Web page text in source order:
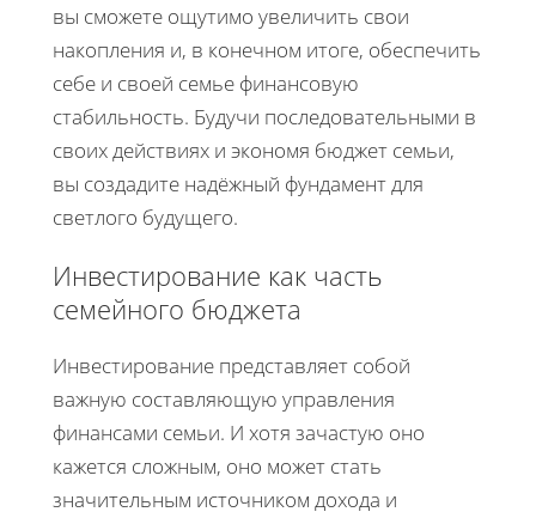
вы сможете ощутимо увеличить свои
накопления и, в конечном итоге, обеспечить
себе и своей семье финансовую
стабильность. Будучи последовательными в
своих действиях и экономя бюджет семьи,
вы создадите надёжный фундамент для
светлого будущего.
Инвестирование как часть
семейного бюджета
Инвестирование представляет собой
важную составляющую управления
финансами семьи. И хотя зачастую оно
кажется сложным, оно может стать
значительным источником дохода и